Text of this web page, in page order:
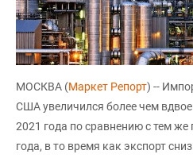
МОСКВА (Маркет Репорт) --
США увеличился более чем
2021 года по сравнению с тем
года, в то время как экспорт